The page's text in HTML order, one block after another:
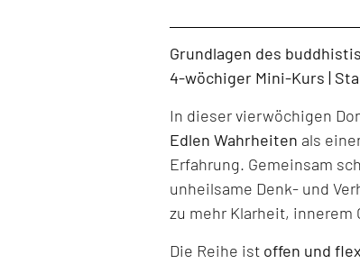
Grundlagen des
4-wöchiger Mini-Kurs |
In dieser vierwöchigen
Edlen Wahrheiten als
Erfahrung. Gemeinsam
unheilsame Denk- und
zu mehr Klarheit,
Die Reihe ist offen und